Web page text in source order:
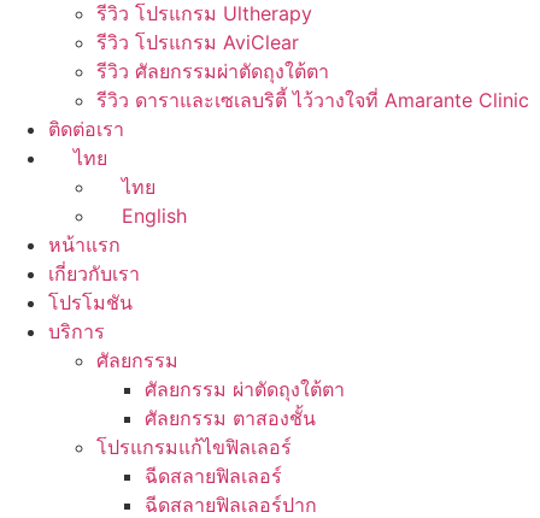
รีวิว โปรแกรม Ultherapy
รีวิว โปรแกรม AviClear
รีวิว ศัลยกรรมผ่าตัดถุงใต้ตา
รีวิว ดาราและเซเลบริตี้ ไว้วางใจที่ Amarante Clinic
ติดต่อเรา
ไทย
ไทย
English
หน้าแรก
เกี่ยวกับเรา
โปรโมชัน
บริการ
ศัลยกรรม
ศัลยกรรม ผ่าตัดถุงใต้ตา
ศัลยกรรม ตาสองชั้น
โปรแกรมแก้ไขฟิลเลอร์
ฉีดสลายฟิลเลอร์
ฉีดสลายฟิลเลอร์ปาก